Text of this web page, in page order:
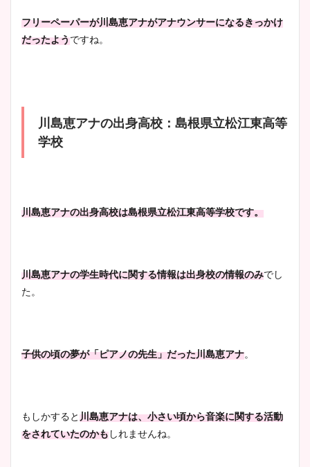
フリーペーパーが川島恵アナがアナウンサーになるきっかけ
だったようですね。
川島恵アナの出身高校：島根県立松江東高等
学校
川島恵アナの出身高校は島根県立松江東高等学校です。
川島恵アナの学生時代に関する情報は出身校の情報のみでし
た。
子供の頃の夢が「ピアノの先生」だった川島恵アナ。
もしかすると川島恵アナは、小さい頃から音楽に関する活動
をされていたのかもしれませんね。